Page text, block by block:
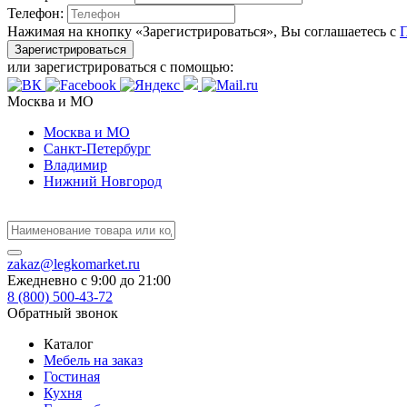
Телефон:
Нажимая на кнопку «Зарегистрироваться», Вы соглашаетесь с
Зарегистрироваться
или зарегистрироваться с помощью:
Москва и МО
Москва и МО
Санкт-Петербург
Владимир
Нижний Новгород
zakaz@legkomarket.ru
Ежедневно c 9:00 до 21:00
8 (800) 500-43-72
Обратный звонок
Каталог
Мебель на заказ
Гостиная
Кухня